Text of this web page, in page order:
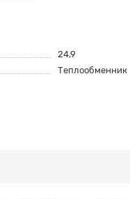
24,9
Теплообменник